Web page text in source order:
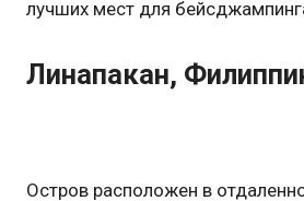
лучших мест для
Линапакан,
Остров расположен в